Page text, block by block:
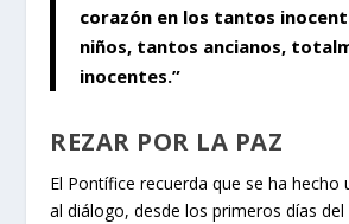
corazón en los tantos
niños, tantos ancianos,
inocentes.”
REZAR POR LA PAZ
El Pontífice recuerda que se ha hecho
al diálogo, desde los primeros días